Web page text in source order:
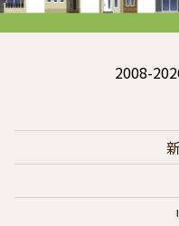
2008-